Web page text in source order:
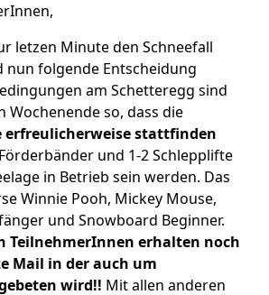
letzen Minute den Schneefall
nun folgende Entscheidung
am Schetteregg sind
Wochenende so, dass die
erfreulicherweise stattfinden
und 1-2 Schlepplifte
in Betrieb sein werden. Das
Winnie Pooh, Mickey Mouse,
und Snowboard Beginner.
TeilnehmerInnen erhalten noch
Mail in der auch um
wird!! Mit allen anderen